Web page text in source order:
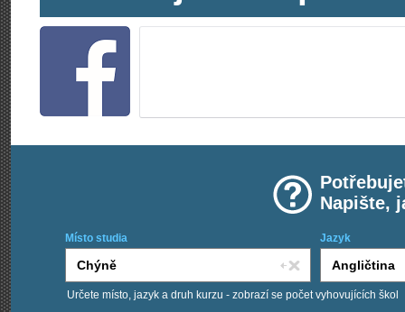
Napište,
Místo studia Jazyk
Určete místo, jazyk a druh kurzu - zobrazí se počet vyhovujících škol